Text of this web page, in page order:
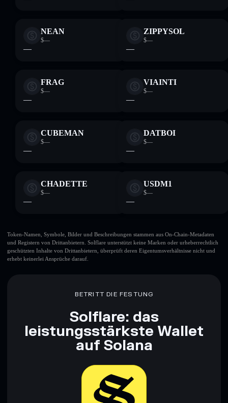
NEAN
$—
—
ZIPPYSOL
$—
—
FRAG
$—
—
VIAINTI
$—
—
CUBEMAN
$—
—
DATBOI
$—
—
CHADETTE
$—
—
USDM1
$—
—
Token-Namen, Symbole, Bilder und Beschreibungen stammen aus On-Chain-Metadaten
und Registern von Drittanbietern. Solflare unterstützt keine Marken oder urheberrechtlich
geschützten Inhalte von Drittanbietern, überprüft deren Eigentumsverhältnisse nicht und
erhebt keinerlei Ansprüche darauf.
BETRITT DIE FESTUNG
Solflare: das
leistungsstärkste Wallet
auf Solana